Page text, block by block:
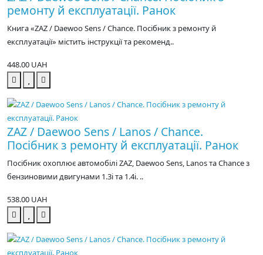
ремонту й експлуатації. Ранок
Книга «ZAZ / Daewoo Sens / Chance. Посібник з ремонту й
експлуатації» містить інструкції та рекоменд..
448.00 UAH
ZAZ / Daewoo Sens / Lanos / Chance.
Посібник з ремонту й експлуатації. Ранок
Посібник охоплює автомобілі ZAZ, Daewoo Sens, Lanos та Chance з
бензиновими двигунами 1.3i та 1.4i. ..
538.00 UAH